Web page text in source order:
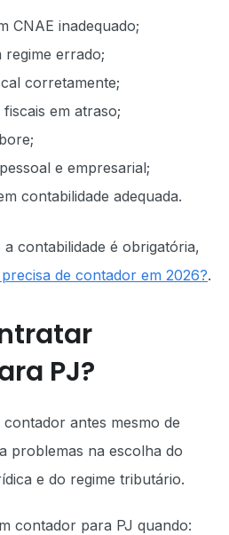
CNAE inadequado;
regime errado;
corretamente;
em atraso;
e empresarial;
contabilidade adequada.
contabilidade é obrigatória,
de contador em 2026?.
PJ?
antes mesmo de
problemas na escolha do
e do regime tributário.
contador para PJ quando: